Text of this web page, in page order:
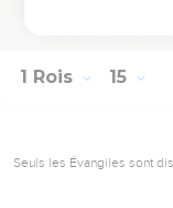
1 Rois 15
Seuls les Évangiles sont